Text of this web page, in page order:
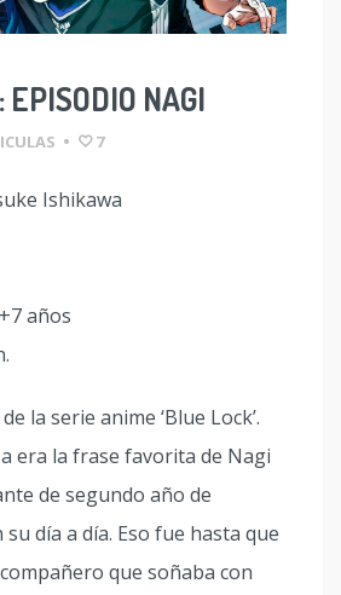
EPISODIO NAGI
• 7
Ishikawa
años
la serie anime ‘Blue Lock’.
era la frase favorita de Nagi
de segundo año de
día a día. Eso fue hasta que
que soñaba con